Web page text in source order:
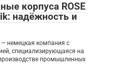
корпуса ROSE
надёжность и
— немецкая компания с
специализирующаяся на
промышленных